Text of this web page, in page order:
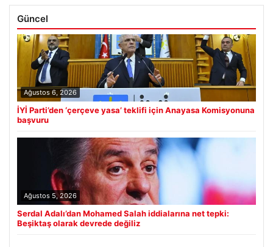
Güncel
Ağustos 6, 2026
İYİ Parti’den ‘çerçeve yasa’ teklifi için Anayasa Komisyonuna
başvuru
Ağustos 5, 2026
Serdal Adalı’dan Mohamed Salah iddialarına net tepki:
Beşiktaş olarak devrede değiliz